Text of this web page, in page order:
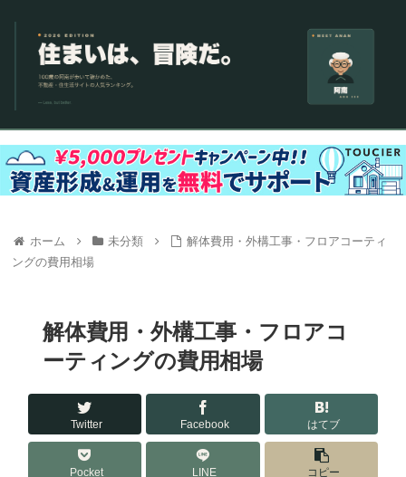
ホーム 未分類
解体費用・外構工事・フロアコーティ
ングの費用相場
解体費用・外構工事・フロアコ
ーティングの費用相場
Twitter Facebook はてブ
Pocket LINE コピー